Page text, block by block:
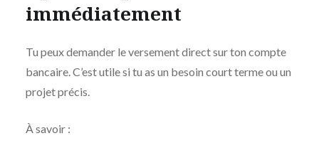
immédiatement
Tu peux demander le versement direct sur ton compte
bancaire. C’est utile si tu as un besoin court terme ou un
projet précis.
À savoir :